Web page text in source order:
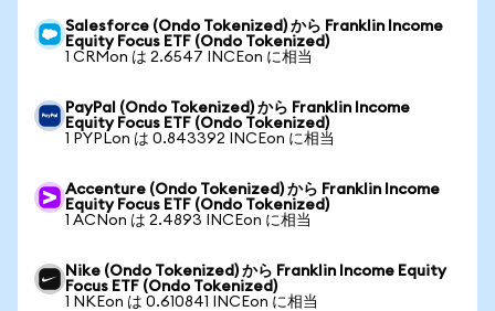
Salesforce (Ondo Tokenized) から Franklin Income
Equity Focus ETF (Ondo Tokenized)
1 CRMon は 2.6547 INCEon に相当
PayPal (Ondo Tokenized) から Franklin Income
Equity Focus ETF (Ondo Tokenized)
1 PYPLon は 0.843392 INCEon に相当
Accenture (Ondo Tokenized) から Franklin Income
Equity Focus ETF (Ondo Tokenized)
1 ACNon は 2.4893 INCEon に相当
Nike (Ondo Tokenized) から Franklin Income Equity
Focus ETF (Ondo Tokenized)
1 NKEon は 0.610841 INCEon に相当